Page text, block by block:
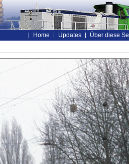
Home Updates Über diese